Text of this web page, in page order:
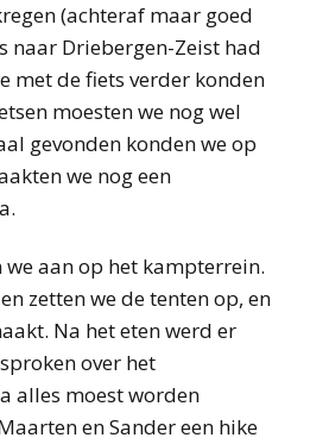
(achteraf maar goed
naar Driebergen-Zeist had
met de fiets verder konden
moesten we nog wel
gevonden konden we op
we nog een
we aan op het kampterrein.
zetten we de tenten op, en
Na het eten werd er
over het
alles moest worden
en Sander een hike